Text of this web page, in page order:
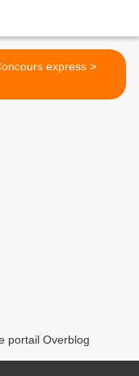
Concours express >
portail Overblog